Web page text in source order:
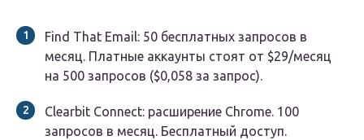
Find That Email: 50 бесплатных запросов в
месяц. Платные аккаунты стоят от $29/месяц
на 500 запросов ($0,058 за запрос).
Clearbit Connect: расширение Chrome. 100
запросов в месяц. Бесплатный доступ.